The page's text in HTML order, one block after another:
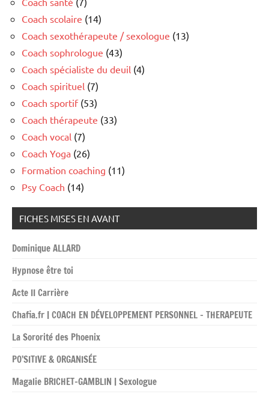
Coach scolaire (14)
Coach sexothérapeute / sexologue (13)
Coach sophrologue (43)
Coach spécialiste du deuil (4)
Coach spirituel (7)
Coach sportif(53)
Coach thérapeute (33)
Coach vocal (7)
Coach Yoga (26)
Formation coaching (11)
Psy Coach (14)
FICHES MISES EN AVANT
Dominique ALLARD
Hypnose être toi
Acte II Carrière
Chafia.fr | COACH EN DÉVELOPPEMENT PERSONNEL – THERAPEUTE
La Sororité des Phoenix
PO’SITIVE & ORGANISÉE
Magalie BRICHET-GAMBLIN | Sexologue